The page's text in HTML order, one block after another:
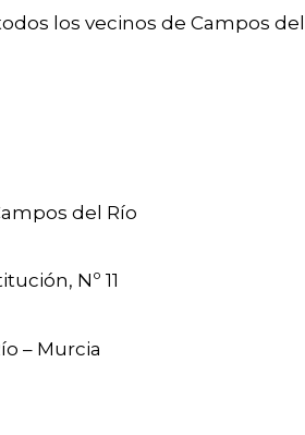
los vecinos de Campos del
del Río
Nº 11
– Murcia